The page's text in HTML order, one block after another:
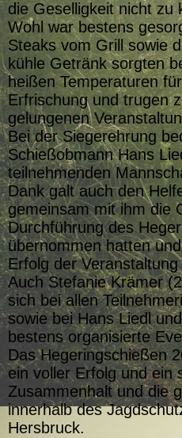
die Geselligkeit nicht zu
Wohl war bestens
Steaks vom Grill sowie
kühle Getränk sorgten
heißen Temperaturen
Erfrischung und trugen
gelungenen
Bei der Siegerehrung
Schießobmann Hans
teilnehmenden
Dank galt auch den
gemeinsam mit ihm die
Durchführung des
übernommen hatten
Erfolg der
Auch Stefanie Krämer
sich bei allen
sowie bei Hans Liedl
bestens organisierte
Das Hegeringschießen
ein voller Erfolg und ein
Zusammenhalt und die
innerhalb des
Hersbruck.